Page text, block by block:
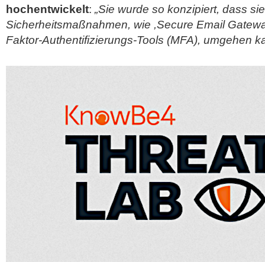
hochentwickelt: „Sie wurde so konzipiert, dass
Sicherheitsmaßnahmen, wie ,Secure Email
Faktor-Authentifizierungs-Tools (MFA), umgehen